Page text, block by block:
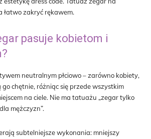
łatwo zakryć rękawem.
pasuje kobietom i
neutralnym płciowo – zarówno kobiety,
go chętnie, różniąc się przede wszystkim
na ciele. Nie ma tatuażu „zegar tylko
mężczyzn”.
subtelniejsze wykonania: mniejszy